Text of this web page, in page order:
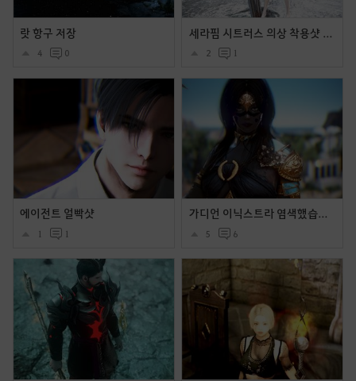
랏 항구 저장
4 0
세라핌 시트러스 의상 착용샷 및 움짤들입니다.
2 1
에이전트 얼빡샷
1 1
가디언 이닉스트라 염색했습니다.
5 6